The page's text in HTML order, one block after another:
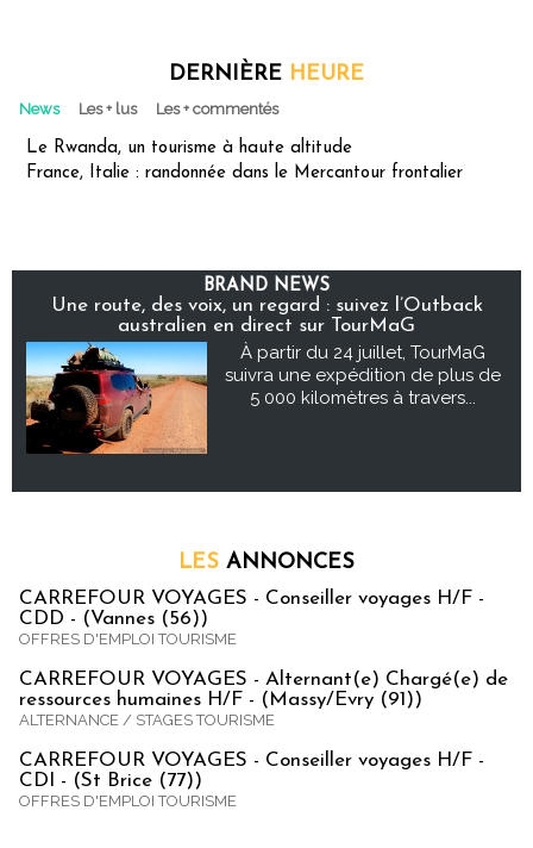
DERNIÈRE HEURE
News Les + lus Les + commentés
Le Rwanda, un tourisme à haute altitude
France, Italie : randonnée dans le Mercantour frontalier
BRAND NEWS
Une route, des voix, un regard : suivez l’Outback
australien en direct sur TourMaG
À partir du 24 juillet, TourMaG
suivra une expédition de plus de
5 000 kilomètres à travers...
LES ANNONCES
CARREFOUR VOYAGES - Conseiller voyages H/F -
CDD - (Vannes (56))
OFFRES D'EMPLOI TOURISME
CARREFOUR VOYAGES - Alternant(e) Chargé(e) de
ressources humaines H/F - (Massy/Evry (91))
ALTERNANCE / STAGES TOURISME
CARREFOUR VOYAGES - Conseiller voyages H/F -
CDI - (St Brice (77))
OFFRES D'EMPLOI TOURISME